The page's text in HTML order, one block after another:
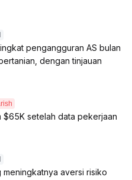
pengangguran AS bulan
dengan tinjauan
$65K setelah data pekerjaan
meningkatnya aversi risiko